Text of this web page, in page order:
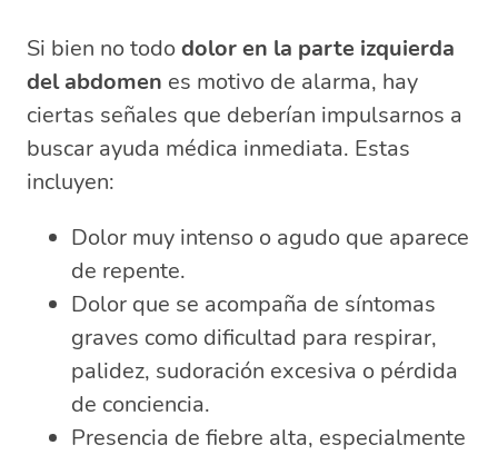
Si bien no tododolor en la parte izquierda
del abdomen es motivo de alarma, hay
ciertas señales que deberían impulsarnos a
buscar ayuda médica inmediata. Estas
incluyen:
Dolor muy intenso o agudo que aparece
de repente.
Dolor que se acompaña de síntomas
graves como dificultad para respirar,
palidez, sudoración excesiva o pérdida
de conciencia.
Presencia de fiebre alta, especialmente